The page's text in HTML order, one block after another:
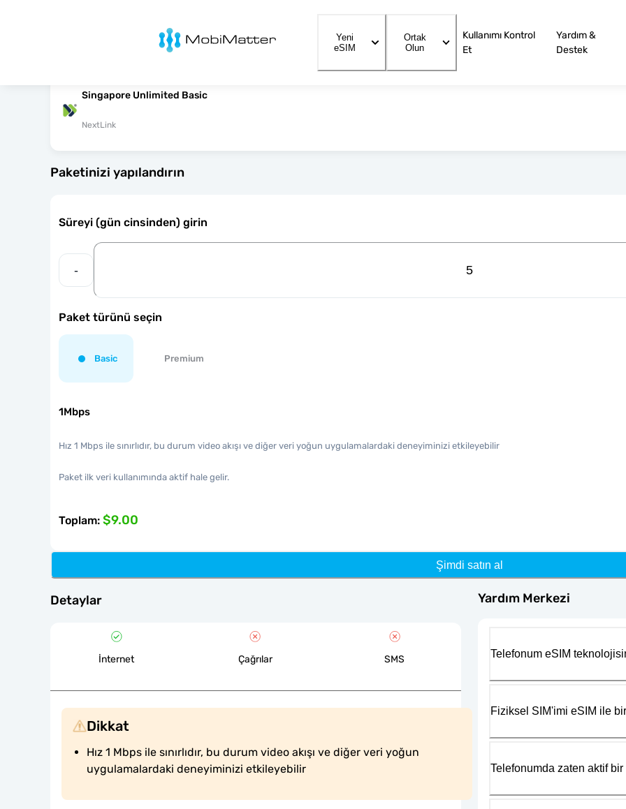
MobiMatter
Yeni
eSIM
Ortak
Olun
Kullanımı Kontrol
Et
Yardım &
Destek
Singapore Unlimited Basic
NextLink
Paketinizi yapılandırın
Süreyi (gün cinsinden) girin
-
Paket türünü seçin
Basic Premium
1Mbps
Hız 1 Mbps ile sınırlıdır, bu durum video akışı ve diğer veri yoğun uygulamalardaki deneyiminizi etkileyebilir
Paket ilk veri kullanımında aktif hale gelir.
Toplam: $9.00
Şimdi satın al
Detaylar
İnternet Çağrılar SMS
Dikkat
Hız 1 Mbps ile sınırlıdır, bu durum video akışı ve diğer veri yoğun
uygulamalardaki deneyiminizi etkileyebilir
Yardım Merkezi
Telefonum eSIM
Fiziksel SIM'imi eSIM ile
Telefonumda zaten aktif